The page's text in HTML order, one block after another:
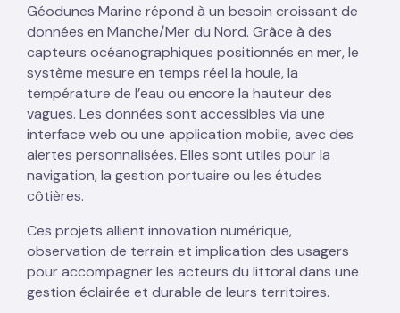
Géodunes Marine répond à un besoin croissant de
données en Manche/Mer du Nord. Grâce à des
capteurs océanographiques positionnés en mer, le
système mesure en temps réel la houle, la
température de l’eau ou encore la hauteur des
vagues. Les données sont accessibles via une
interface web ou une application mobile, avec des
alertes personnalisées. Elles sont utiles pour la
navigation, la gestion portuaire ou les études
côtières.
Ces projets allient innovation numérique,
observation de terrain et implication des usagers
pour accompagner les acteurs du littoral dans une
gestion éclairée et durable de leurs territoires.